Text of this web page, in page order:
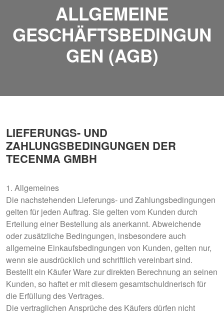
ALLGEMEINE
GESCHÄFTSBEDINGUN
GEN (AGB)
LIEFERUNGS- UND
ZAHLUNGSBEDINGUNGEN DER
TECENMA GMBH
1. Allgemeines
Die nachstehenden Lieferungs- und Zahlungsbedingungen
gelten für jeden Auftrag. Sie gelten vom Kunden durch
Erteilung einer Bestellung als anerkannt. Abweichende
oder zusätzliche Bedingungen, insbesondere auch
allgemeine Einkaufsbedingungen von Kunden, gelten nur,
wenn sie ausdrücklich und schriftlich vereinbart sind.
Bestellt ein Käufer Ware zur direkten Berechnung an seinen
Kunden, so haftet er mit diesem gesamtschuldnerisch für
die Erfüllung des Vertrages.
Die vertraglichen Ansprüche des Käufers dürfen nicht